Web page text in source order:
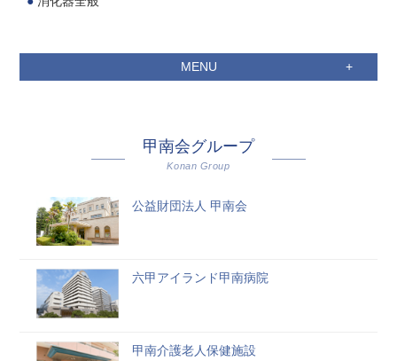
MENU
甲南会グループ
Konan Group
公益財団法人 甲南会
六甲アイランド甲南病院
甲南介護老人保健施設